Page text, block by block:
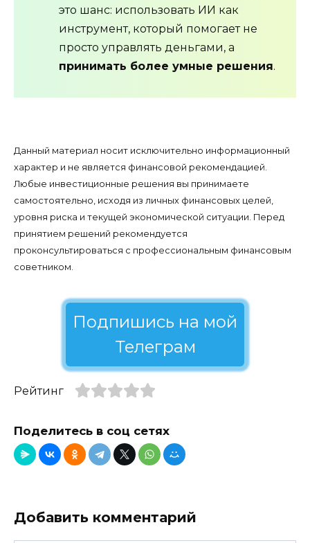
это шанс: использовать ИИ как
инструмент, который помогает не
просто управлять деньгами, а
принимать более умные решения.
Данный материал носит исключительно информационный
характер и не является финансовой рекомендацией.
Любые инвестиционные решения вы принимаете
самостоятельно, исходя из личных финансовых целей,
уровня риска и текущей экономической ситуации. Перед
принятием решений рекомендуется
проконсультироваться с профессиональным финансовым
советником.
Подпишись на мой
Телеграм
Рейтинг
Поделитесь в соц сетях
Добавить комментарий